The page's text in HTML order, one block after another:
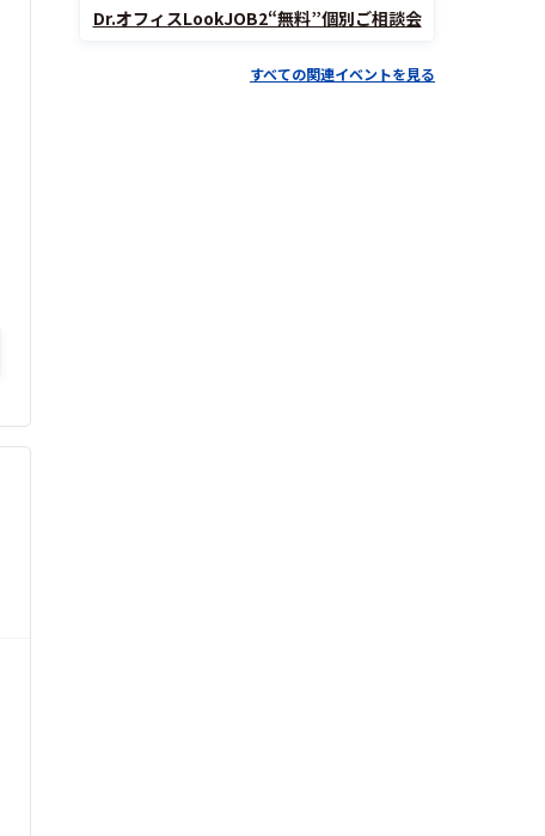
Dr.オフィスLookJOB2“無料”個別ご相談会
すべての関連イベントを見る